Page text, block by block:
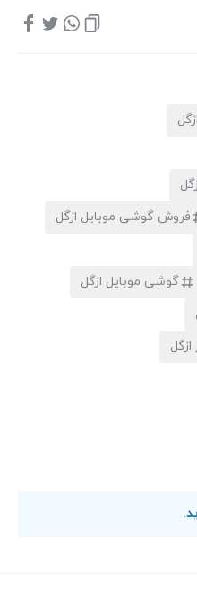
فروش گوشی موبایل ازگل
گوشی موبایل ازگل
.